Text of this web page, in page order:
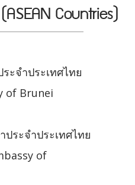
Countries)
ะจำประเทศไทย
of Brunei
ระจำประเทศไทย
of